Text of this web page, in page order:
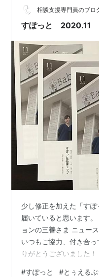
相談支援専門員のブロ
すぽっと 2020.11
少し修正を加えた「す
届いていると思います
ョンの三善さま ニュー
いつもご協力、付き合
りがとうございました
#すぽっと #とぅえる